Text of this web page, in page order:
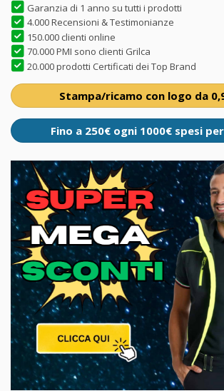
Garanzia di 1 anno su tutti i prodotti
4.000 Recensioni & Testimonianze
150.000 clienti online
70.000 PMI sono clienti Grilca
20.000 prodotti Certificati dei Top Brand
Stampa/ricamo con logo da
Fino a 250€ ogni 1000€ spesi